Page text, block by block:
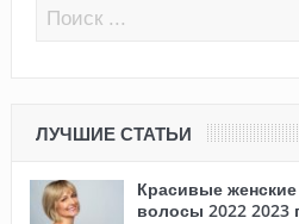
ЛУЧШИЕ СТАТЬИ
Красивые
волосы 2022 2023